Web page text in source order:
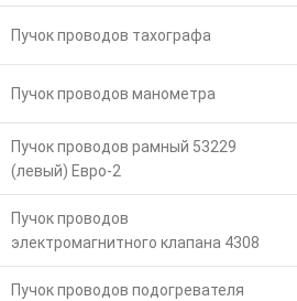
Пучок проводов тахографа
Пучок проводов манометра
Пучок проводов рамный 53229
(левый) Евро-2
Пучок проводов
электромагнитного клапана 4308
Пучок проводов подогревателя